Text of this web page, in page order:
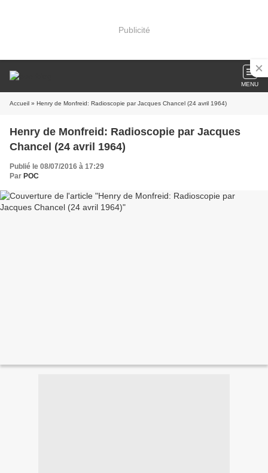
Publicité
MENU
Accueil » Henry de Monfreid: Radioscopie par Jacques Chancel (24 avril 1964)
Henry de Monfreid: Radioscopie par Jacques
Chancel (24 avril 1964)
Publié le 08/07/2016 à 17:29
Par POC